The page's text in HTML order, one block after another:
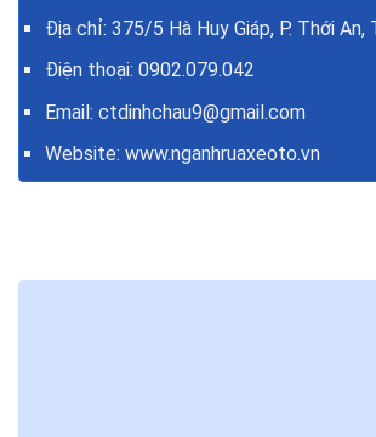
Địa chỉ: 375/5 Hà Huy Giáp, P. Thới An,
Điện thoại: 0902.079.042
Email: ctdinhchau9@gmail.com
Website: www.nganhruaxeoto.vn